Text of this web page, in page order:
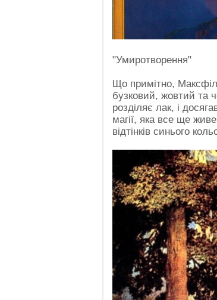
"Умиротворення"
Що примітно,
бузковий, жовтий та
розділяє лак, і
магії, яка все ще
відтінків синього